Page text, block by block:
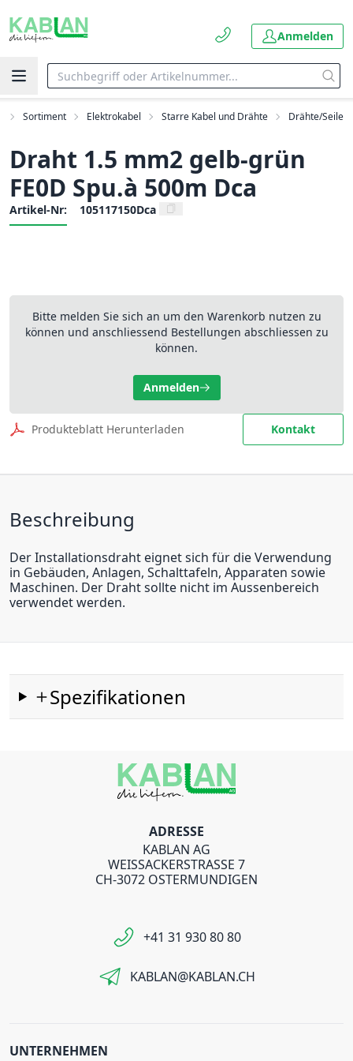
Anmelden
Sortiment Elektrokabel Starre Kabel und Drähte Drähte/Seile
Draht 1.5 mm2 gelb-grün
FE0D Spu.à 500m Dca
Artikel-Nr: 105117150Dca
Bitte melden Sie sich an um den Warenkorb nutzen zu
können und anschliessend Bestellungen abschliessen zu
können.
Anmelden
Produkteblatt Herunterladen Kontakt
Beschreibung
Der Installationsdraht eignet sich für die Verwendung
in Gebäuden, Anlagen, Schalttafeln, Apparaten sowie
Maschinen. Der Draht sollte nicht im Aussenbereich
verwendet werden.
Spezifikationen
ADRESSE
KABLAN AG
WEISSACKERSTRASSE 7
CH-3072 OSTERMUNDIGEN
+41 31 930 80 80
KABLAN@KABLAN.CH
UNTERNEHMEN